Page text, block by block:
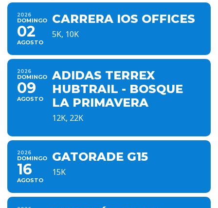
2026
DOMINGO
02
AGOSTO
CARRERA IOS OFFICES
5K, 10K
2026
DOMINGO
09
AGOSTO
ADIDAS TERREX
HUBTRAIL - BOSQUE
LA PRIMAVERA
12K, 22K
2026
DOMINGO
16
AGOSTO
GATORADE G15
15K